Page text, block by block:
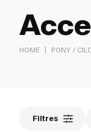
HOME | PONY /
Filtres